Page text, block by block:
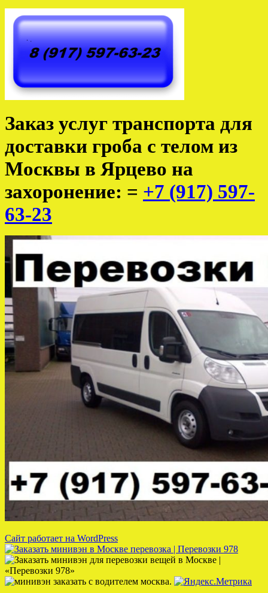
Заказ услуг транспорта для
доставки гроба с телом из
Москвы в Ярцево на
захоронение: = +7 (917) 597-
63-23
Сайт работает на WordPress